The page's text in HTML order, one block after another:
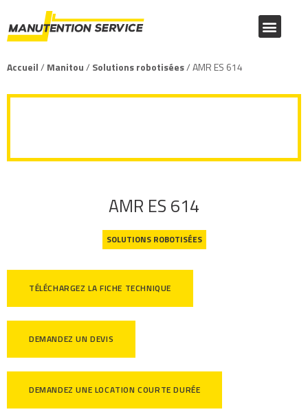
Accueil/ Manitou/ Solutions robotisées/ AMR ES 614
AMR ES 614
SOLUTIONS ROBOTISÉES
TÉLÉCHARGEZ LA FICHE TECHNIQUE
DEMANDEZ UN DEVIS
DEMANDEZ UNE LOCATION COURTE DURÉE